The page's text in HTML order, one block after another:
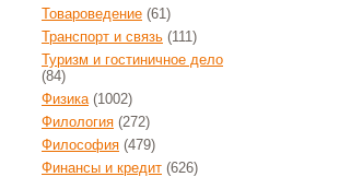
Товароведение (61)
Транспорт и связь (111)
Туризм и гостиничное дело
(84)
Физика(1002)
Филология (272)
Философия (479)
Финансы и кредит (626)